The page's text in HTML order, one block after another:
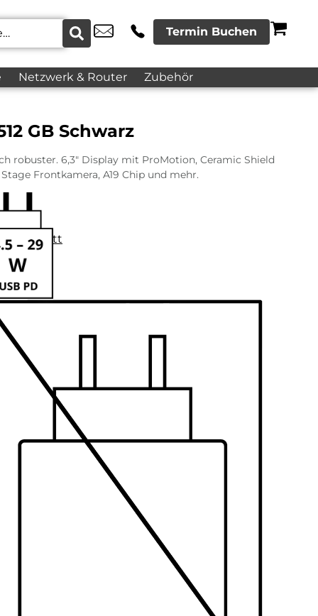
Termin Buchen
Netzwerk & Router Zubehör
GB Schwarz
robuster. 6,3″ Display mit ProMotion, Ceramic Shield
Frontkamera, A19 Chip und mehr.